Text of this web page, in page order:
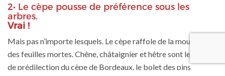
2• Le cèpe pousse de préférence sous les
arbres.
Vrai !
Mais pas n’importe lesquels. Le cèpe raffole de la mousse et
des feuilles mortes. Chêne, châtaignier et hêtre sont les abris
de prédilection du cèpe de Bordeaux, le bolet des pins